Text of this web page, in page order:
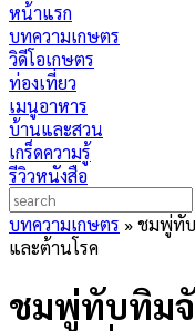
หน้าแรก
บทความเกษตร
วิดีโอเกษตร
ท่องเที่ยว
เมนูอาหาร
บ้านและสวน
เกร็ดความรู้
รีวิวหนังสือ
บทความเกษตร »ชมพู่ทับ
และต้านโรค
ชมพู่ทับทิมจั